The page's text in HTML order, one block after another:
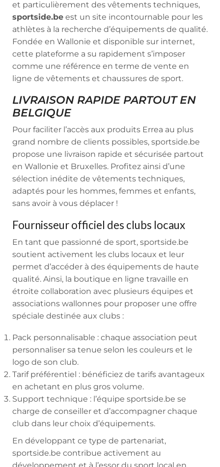
et particulièrement des vêtements techniques,
sportside.be est un site incontournable pour les
athlètes à la recherche d’équipements de qualité.
Fondée en Wallonie et disponible sur internet,
cette plateforme a su rapidement s’imposer
comme une référence en terme de vente en
ligne de vêtements et chaussures de sport.
LIVRAISON RAPIDE PARTOUT EN
BELGIQUE
Pour faciliter l’accès aux produits Errea au plus
grand nombre de clients possibles, sportside.be
propose une livraison rapide et sécurisée partout
en Wallonie et Bruxelles. Profitez ainsi d’une
sélection inédite de vêtements techniques,
adaptés pour les hommes, femmes et enfants,
sans avoir à vous déplacer !
Fournisseur officiel des clubs locaux
En tant que passionné de sport, sportside.be
soutient activement les clubs locaux et leur
permet d’accéder à des équipements de haute
qualité. Ainsi, la boutique en ligne travaille en
étroite collaboration avec plusieurs équipes et
associations wallonnes pour proposer une offre
spéciale destinée aux clubs :
Pack personnalisable : chaque association peut
personnaliser sa tenue selon les couleurs et le
logo de son club.
Tarif préférentiel : bénéficiez de tarifs avantageux
en achetant en plus gros volume.
Support technique : l’équipe sportside.be se
charge de conseiller et d’accompagner chaque
club dans leur choix d’équipements.
En développant ce type de partenariat,
sportside.be contribue activement au
développement et à l’essor du sport local en